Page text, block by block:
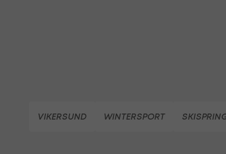
VIKERSUND WINTERSPORT